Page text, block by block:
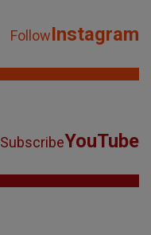
FollowInstagram
SubscribeYouTube